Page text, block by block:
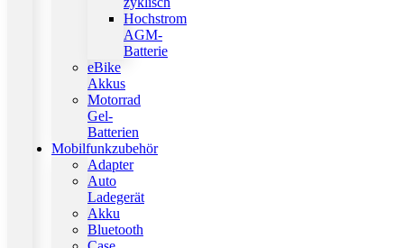
Hochstrom
AGM-
Batterie
eBike
Akkus
Motorrad
Gel-
Batterien
Mobilfunkzubehör
Adapter
Auto
Ladegerät
Akku
Bluetooth